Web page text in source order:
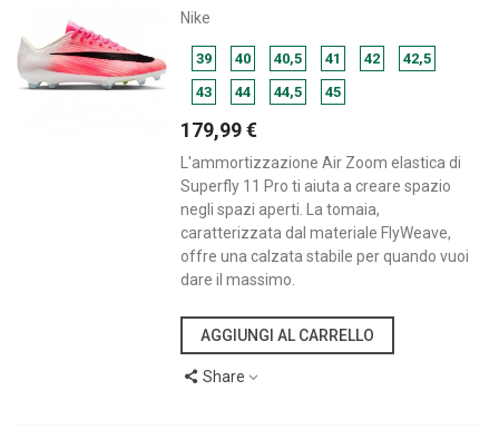
Nike
39 40 40,5 41 42
42,5
43
44 44,5 45
179,99 €
L'ammortizzazione Air Zoom elastica di
Superfly 11 Pro ti aiuta a creare spazio
negli spazi aperti. La tomaia,
caratterizzata dal materiale FlyWeave,
offre una calzata stabile per quando vuoi
dare il massimo.
AGGIUNGI AL CARRELLO
Share